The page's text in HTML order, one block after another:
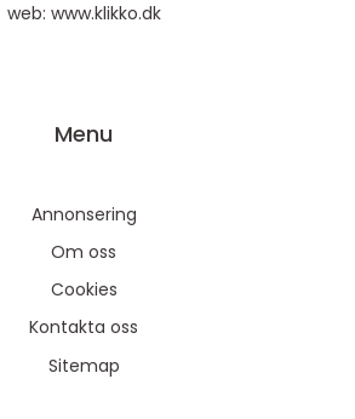
web: www.klikko.dk
Menu
Annonsering
Om oss
Cookies
Kontakta oss
Sitemap